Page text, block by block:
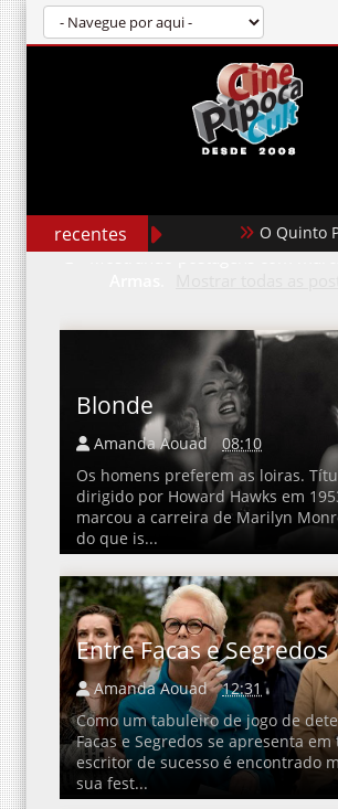
recentes O Quinto
Mostrando postagens com
Blonde
Amanda Aouad
08:10
Os homens preferem as loiras.
dirigido por Howard Hawks em
marcou a carreira de Marilyn
do que is...
Entre Facas e Segredos
Amanda Aouad
12:31
Como um tabuleiro de jogo de
Facas e Segredos se apresenta em
escritor de sucesso é encontrado
sua fest...